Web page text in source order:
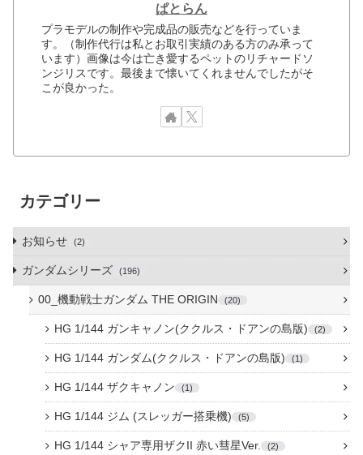
ぱとらん
プラモデルの制作や完成品の販売などを行っていま
す。（制作代行は私とお取引実績のある方のみ承って
います）画像は今は亡き愛するペットのリチャードソ
ンジリスです。最後まで懐いてくれませんでしたがそ
こが良かった。
カテゴリー
お知らせ 2
ガンダムシリーズ 196
00_機動戦士ガンダム THE ORIGIN 20
HG 1/144 ガンキャノン(ククルス・ドアンの島版) 2
HG 1/144 ガンダム(ククルス・ドアンの島版) 1
HG 1/144 ザクキャノン 1
HG 1/144 ジム (スレッガー搭乗機) 5
HG 1/144 シャア専用ザクII 赤い彗星Ver. 2